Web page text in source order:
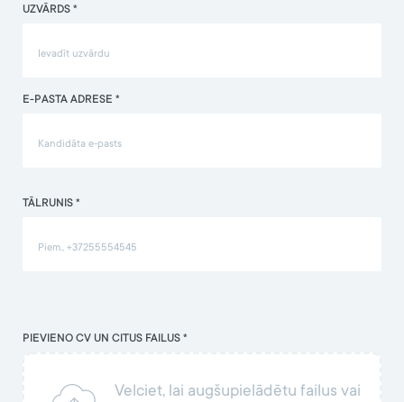
UZVĀRDS *
E-PASTA ADRESE *
TĀLRUNIS *
PIEVIENO CV UN CITUS FAILUS *
Velciet, lai augšupielādētu failus vai